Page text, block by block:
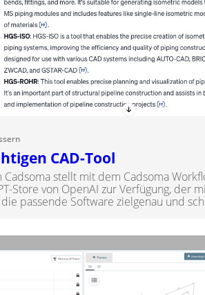
CAD-Tool
stellt mit dem Cadsoma
Store von OpenAI zur Verfügung, der
passende Software zielgenau und